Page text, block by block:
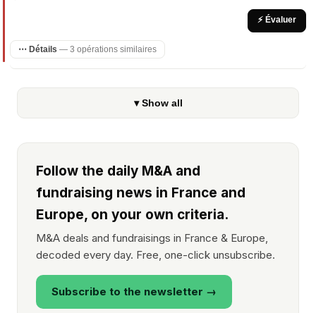
⚡ Évaluer
⋯ Détails — 3 opérations similaires
▾ Show all
Follow the daily M&A and
fundraising news in France and
Europe, on your own criteria.
M&A deals and fundraisings in France & Europe,
decoded every day. Free, one-click unsubscribe.
Subscribe to the newsletter →